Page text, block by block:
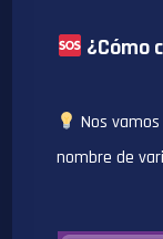
¿Cómo
Nos
nombre de